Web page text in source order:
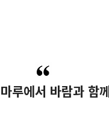
루에서 바람과 함께